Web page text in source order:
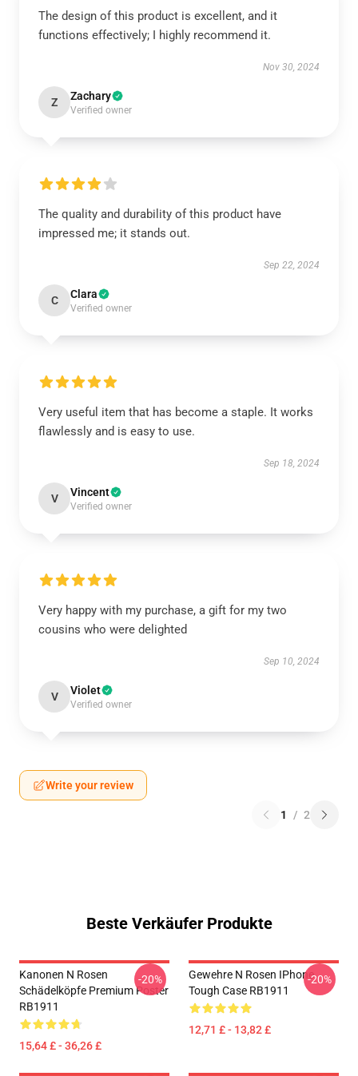
The design of this product is excellent, and it
functions effectively; I highly recommend it.
Nov 30, 2024
Z Zachary
Verified owner
The quality and durability of this product have
impressed me; it stands out.
Sep 22, 2024
C Clara
Verified owner
Very useful item that has become a staple. It works
flawlessly and is easy to use.
Sep 18, 2024
V Vincent
Verified owner
Very happy with my purchase, a gift for my two
cousins who were delighted
Sep 10, 2024
V Violet
Verified owner
Write your review
1 / 2
Beste Verkäufer Produkte
Kanonen N Rosen
Schädelköpfe Premium Poster
RB1911
15,64 £ - 36,26 £
-20%
Gewehre N Rosen IPhone
Tough Case RB1911
12,71 £ - 13,82 £
-20%